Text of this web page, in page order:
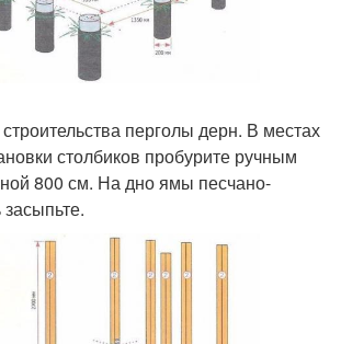
перголы дерн. В местах
столбиков пробурите ручным
800 см. На дно ямы песчано-